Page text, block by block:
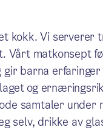
kokk. Vi serverer
Vårt matkonsept
barna
og
samtaler under
selv, drikke av